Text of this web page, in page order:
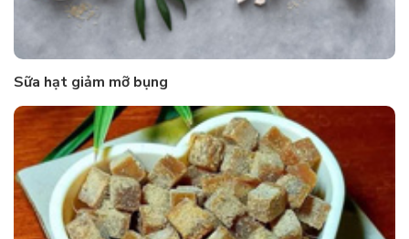
Sữa hạt giảm mỡ bụng